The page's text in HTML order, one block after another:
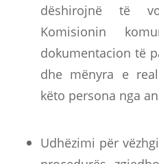
dëshirojnë të
Komisionin
dokumentacion të
dhe mënyra e
këto persona nga
Udhëzimi për